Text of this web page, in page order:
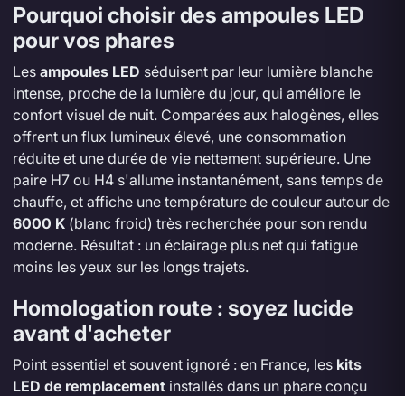
Pourquoi choisir des ampoules LED
pour vos phares
Les ampoules LED séduisent par leur lumière blanche
intense, proche de la lumière du jour, qui améliore le
confort visuel de nuit. Comparées aux halogènes, elles
offrent un flux lumineux élevé, une consommation
réduite et une durée de vie nettement supérieure. Une
paire H7 ou H4 s'allume instantanément, sans temps de
chauffe, et affiche une température de couleur autour de
6000 K(blanc froid) très recherchée pour son rendu
moderne. Résultat : un éclairage plus net qui fatigue
moins les yeux sur les longs trajets.
Homologation route : soyez lucide
avant d'acheter
Point essentiel et souvent ignoré : en France, les kits
LED de remplacementinstallés dans un phare conçu